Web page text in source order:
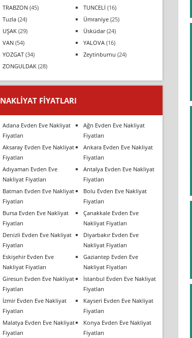
TRABZON (45) TUNCELİ (16)
Tuzla (24) Ümraniye (25)
UŞAK (29) Üsküdar(24)
VAN (54) YALOVA (16)
YOZGAT (34) Zeytinburnu (24)
ZONGULDAK (28)
NAKLIYAT FIYATLARI
Adana Evden Eve Nakliyat
Fiyatları
Ağrı Evden Eve Nakliyat
Fiyatları
Aksaray Evden Eve Nakliyat
Fiyatları
Ankara Evden Eve Nakliyat
Fiyatları
Adıyaman Evden Eve
Nakliyat Fiyatları
Antalya Evden Eve Nakliyat
Fiyatları
Batman Evden Eve Nakliyat
Fiyatları
Bolu Evden Eve Nakliyat
Fiyatları
Bursa Evden Eve Nakliyat
Fiyatları
Çanakkale Evden Eve
Nakliyat Fiyatları
Denizli Evden Eve Nakliyat
Fiyatları
Diyarbakır Evden Eve
Nakliyat Fiyatları
Eskişehir Evden Eve
Nakliyat Fiyatları
Gaziantep Evden Eve
Nakliyat Fiyatları
Giresun Evden Eve Nakliyat
Fiyatları
İstanbul Evden Eve Nakliyat
Fiyatları
İzmir Evden Eve Nakliyat
Fiyatları
Kayseri Evden Eve Nakliyat
Fiyatları
Malatya Evden Eve Nakliyat
Fiyatları
Konya Evden Eve Nakliyat
Fiyatları